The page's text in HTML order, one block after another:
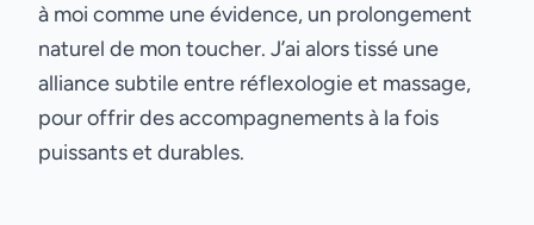
à moi comme une évidence, un prolongement
naturel de mon toucher. J’ai alors tissé une
alliance subtile entre réflexologie et massage,
pour offrir des accompagnements à la fois
puissants et durables.